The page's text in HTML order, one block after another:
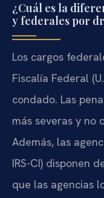
¿Cuál es la
y federales por
Los cargos
Fiscalía Federal
condado. Las
más severas y no
Además, las
IRS-CI) disponen
que las agencias